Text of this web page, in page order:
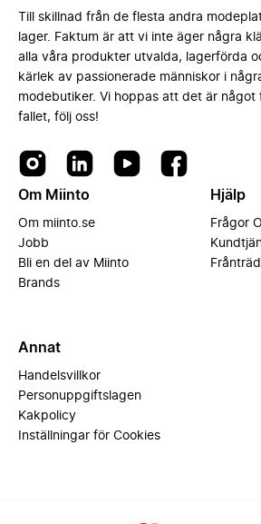
Till skillnad från de flesta andra
lager. Faktum är att vi inte äger några
alla våra produkter utvalda, lagerförda
kärlek av passionerade människor i
modebutiker. Vi hoppas att det är något
fallet, följ oss!
Om Miinto
Om miinto.se
Jobb
Bli en del av Miinto
Brands
Hjälp
Frågor
Annat
Handelsvillkor
Personuppgiftslagen
Kakpolicy
Inställningar för Cookies